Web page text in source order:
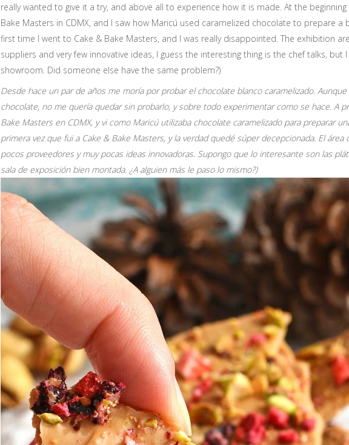
really wanted to give it a try, and above all to experience how it is made. At the
Bake Masters in CDMX, and I saw how Maricú used caramelized chocolate to prepare a
first time I went to Cake & Bake Masters, and I was really disappointed. The exhibition
suppliers and very few innovative ideas, I guess the interesting thing is the chef talks,
showroom. Did someone else have the same problem?)
Desde hace un par de años me moría por probar el chocolate blanco caramelizado.
chocolate, no me quería quedar sin probarlo, y sobre todo experimentar como se hace. A
Bake Masters en CDMX, y vi como Maricú utilizaba chocolate caramelizado para preparar
primera vez que fui a Cake & Bake Masters, y la verdad quedé súper decepcionada. El
pocos proveedores y muy pocas ideas innovadoras. Supongo que lo interesante son las
sala de exposición bien montada. ¿A alguien más le paso lo mismo?)